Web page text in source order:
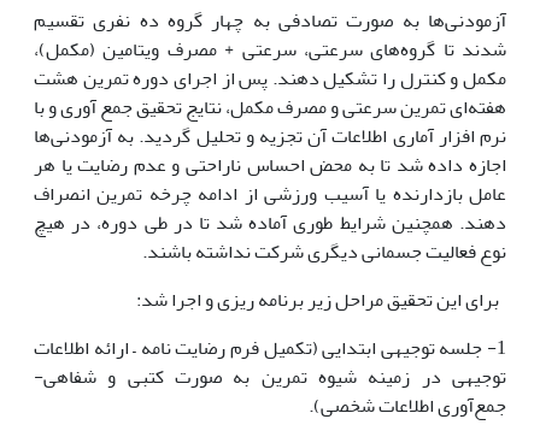
آزمودنی‌ها به صورت تصادفی به چهار گروه ده نفری تقسیم
شدند تا گروه‌های سرعتی، سرعتی + مصرف ویتامین (مکمل)،
مکمل و کنترل را تشکیل دهند. پس از اجرای دوره تمرین هشت
هفته‌ای تمرین سرعتی و مصرف مکمل، نتایج تحقیق جمع آوری و با
نرم افزار آماری اطلاعات آن تجزیه و تحلیل گردید. به آزمودنی‌ها
اجازه داده شد تا به محض احساس ناراحتی و عدم رضایت یا هر
عامل بازدارنده یا آسیب ورزشی از ادامه چرخه تمرین انصراف
دهند. همچنین شرایط طوری آماده شد تا در طی دوره، در هیچ
نوع فعالیت جسمانی دیگری شرکت نداشته باشند.
برای این تحقیق مراحل زیر برنامه ریزی و اجرا شد:
1- جلسه توجیهی ابتدایی (تکمیل فرم رضایت نامه – ارائه اطلاعات
توجیهی در زمینه شیوه تمرین به صورت کتبی و شفاهی-
جمع‌آوری اطلاعات شخصی).